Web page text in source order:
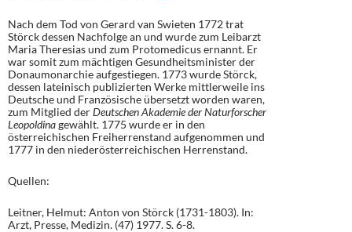
Nach dem Tod von Gerard van Swieten 1772 trat
Störck dessen Nachfolge an und wurde zum Leibarzt
Maria Theresias und zum Protomedicus ernannt. Er
war somit zum mächtigen Gesundheitsminister der
Donaumonarchie aufgestiegen. 1773 wurde Störck,
dessen lateinisch publizierten Werke mittlerweile ins
Deutsche und Französische übersetzt worden waren,
zum Mitglied derDeutschen Akademie der Naturforscher
Leopoldinagewählt. 1775 wurde er in den
österreichischen Freiherrenstand aufgenommen und
1777 in den niederösterreichischen Herrenstand.
Quellen:
Leitner, Helmut: Anton von Störck (1731-1803). In:
Arzt, Presse, Medizin. (47) 1977. S. 6-8.